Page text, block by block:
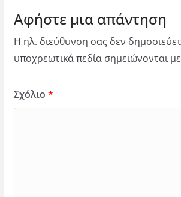
Αφήστε μια απάντηση
Η ηλ. διεύθυνση σας δεν
υποχρεωτικά πεδία σημειώνονται με
Σχόλιο *